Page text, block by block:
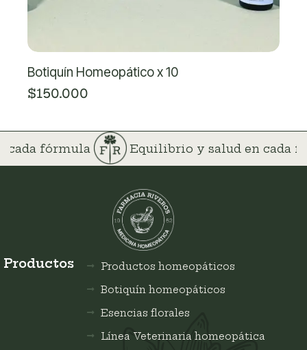
Botiquín Homeopático x 10
$150.000
cada fórmula Equilibrio y salud en cada
Productos
Productos homeopáticos
Botiquín homeopáticos
Esencias florales
Línea Veterinaria homeopática